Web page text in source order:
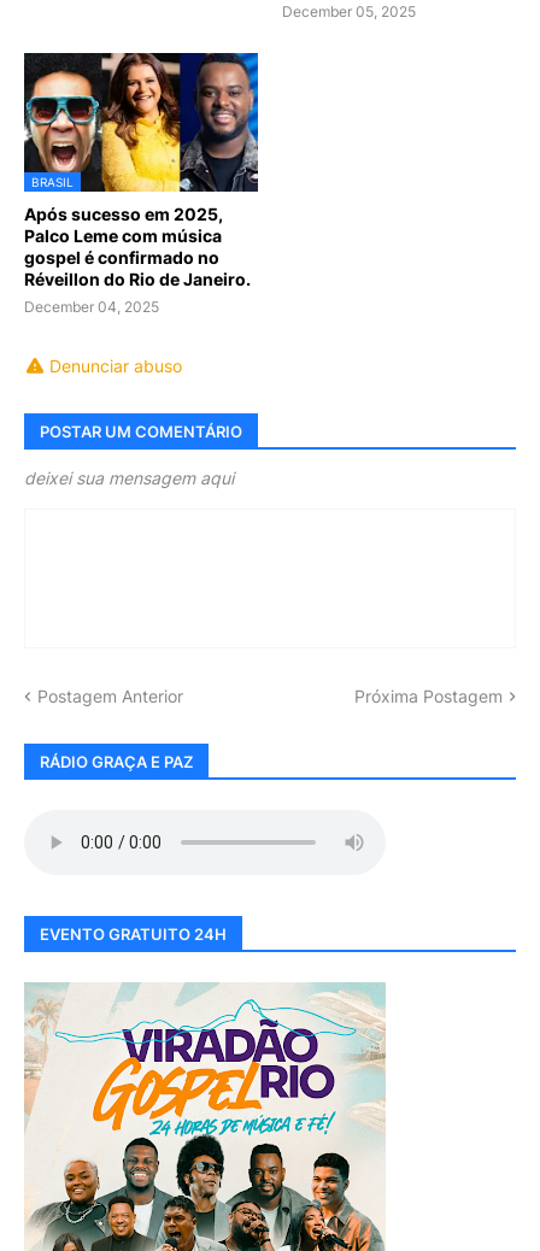
December 05, 2025
BRASIL
Após sucesso em 2025,
Palco Leme com música
gospel é confirmado no
Réveillon do Rio de Janeiro.
December 04, 2025
Denunciar abuso
POSTAR UM COMENTÁRIO
deixei sua mensagem aqui
Postagem Anterior Próxima Postagem
RÁDIO GRAÇA E PAZ
EVENTO GRATUITO 24H